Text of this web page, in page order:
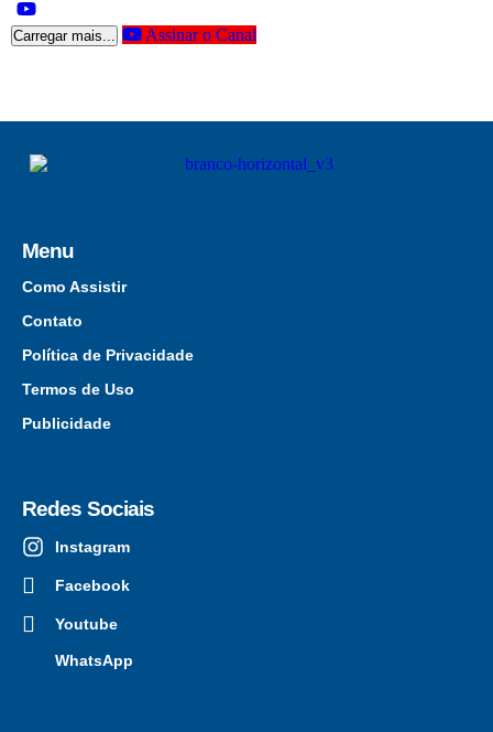
Carregar mais... Assinar o Canal
Menu
Como Assistir
Contato
Política de Privacidade
Termos de Uso
Publicidade
Redes Sociais
Instagram
Facebook
Youtube
WhatsApp